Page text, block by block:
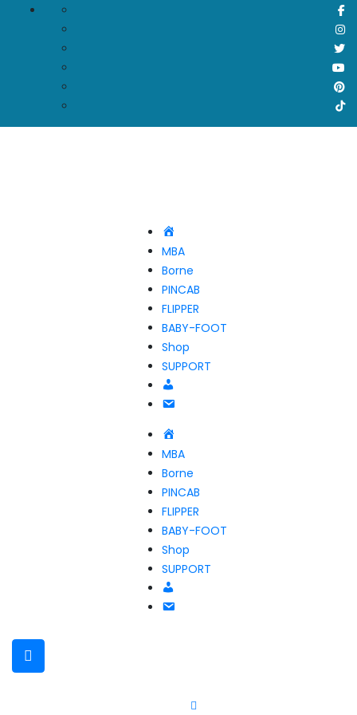
MBA
Borne
PINCAB
FLIPPER
BABY-FOOT
Shop
SUPPORT
MBA
Borne
PINCAB
FLIPPER
BABY-FOOT
Shop
SUPPORT